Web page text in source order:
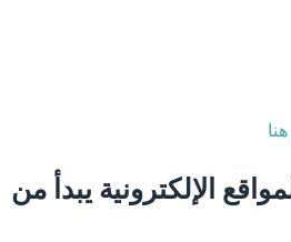
الإلكترونية يبدأ من